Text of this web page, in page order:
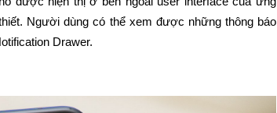
Người dùng có thể xem được những thông báo
Drawer.